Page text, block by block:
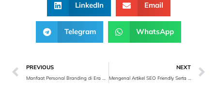
LinkedIn Email
Telegram WhatsApp
PREVIOUS NEXT